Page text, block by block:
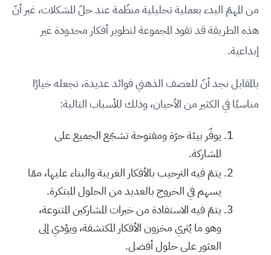
من المهمّ البدء بعملية تحليلية منظّمة عند حلّ المشكلات، غير أنّ
هذه الطريقة قد تقود المجموعة لتطوير أفكار محدودة غير
إبداعية.
بالمقابل نجد أنّ للعصف الذهني فوائد عديدة، تجعله خيارًا
مناسبًا في الكثير من الأحيان، وذلك للأسباب التالية:
يوفّر بيئة حرّة ومفتوحة تشجّع الجميع على
المشاركة.
يتمّ فيه الترحيب بالأفكار الغريبة والبناء عليها، ممّا
يسهم في الخروج بالعديد من الحلول المبتكرة.
يتمّ فيه الاستفادة من خبرات المشاركين المتنوعة،
وهو ما يُثري مخزون الأفكار المكتشفة، ويؤدي إلى
العثور على حلول أفضل.